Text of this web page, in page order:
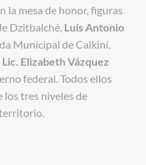
la mesa de honor, figuras
Dzitbalché, Luís Antonio
Municipal de Calkiní,
Lic. Elizabeth Vázquez
federal. Todos ellos
los tres niveles de